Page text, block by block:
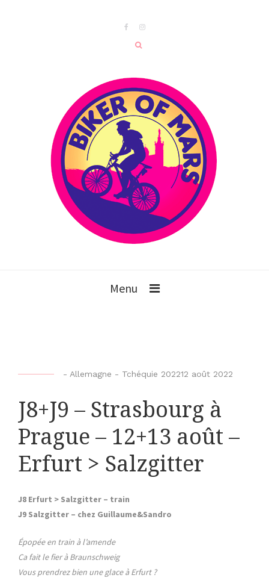
Menu
b
b
i
k
e
r
m
a
r
- Allemagne - Tchéquie 202212 août 2022
J8+J9 – Strasbourg à
Prague – 12+13 août –
Erfurt > Salzgitter
J8 Erfurt > Salzgitter – train
J9 Salzgitter – chez Guillaume&Sandro
Épopée en train à l’amende
Ca fait le fier à Braunschweig
Vous prendrez bien une glace à Erfurt ?